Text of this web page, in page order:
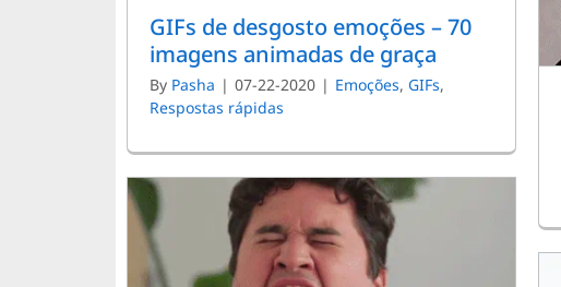
GIFs de desgosto emoções – 70
imagens animadas de graça
By Pasha | 07-22-2020 | Emoções, GIFs,
Respostas rápidas